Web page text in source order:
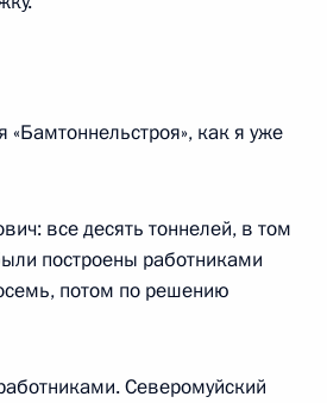
как я уже
все десять тоннелей, в том
построены работниками
потом по решению
Северомуйский